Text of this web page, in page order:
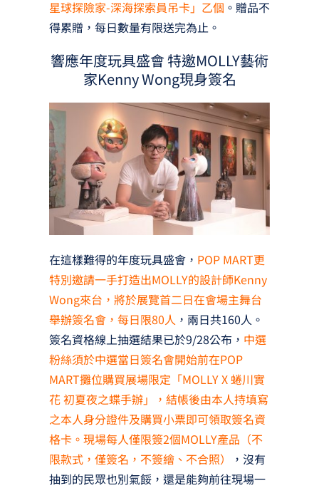
星球探險家-深海探索員吊卡」乙個 。贈品不
得累贈，每日數量有限送完為止。
響應年度玩具盛會 特邀MOLLY藝術
家Kenny Wong現身簽名
在這樣難得的年度玩具盛會， POP MART更
特別邀請一手打造出MOLLY的設計師Kenny
Wong來台，將於展覽首二日在會場主舞台
舉辦簽名會，每日限80人 ，兩日共160人。
簽名資格線上抽選結果已於9/28公布， 中選
粉絲須於中選當日簽名會開始前在POP
MART攤位購買展場限定「MOLLY X 蜷川實
花 初夏夜之蝶手辦」，結帳後由本人持填寫
之本人身分證件及購買小票即可領取簽名資
格卡。現場每人僅限簽2個MOLLY產品（不
限款式，僅簽名，不簽繪、不合照）
，沒有
抽到的民眾也別氣餒，還是能夠前往現場一